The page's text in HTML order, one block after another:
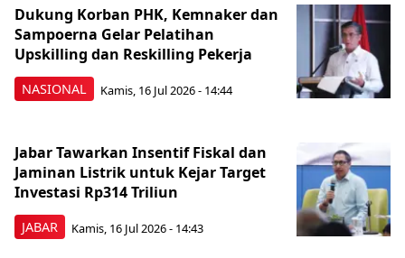
NASIONAL
Dukung Korban PHK, Kemnaker dan
Sampoerna Gelar Pelatihan
Upskilling dan Reskilling Pekerja
Kamis, 16 Jul 2026 - 14:44
JABAR
Jabar Tawarkan Insentif Fiskal dan
Jaminan Listrik untuk Kejar Target
Investasi Rp314 Triliun
Kamis, 16 Jul 2026 - 14:43